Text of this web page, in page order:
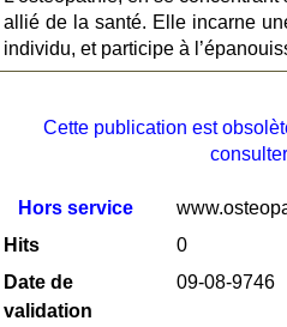
allié de la santé. Elle incarne
individu, et participe à
Cette publication est
Hors service
Hits
0
Date de
validation
09-08-9746